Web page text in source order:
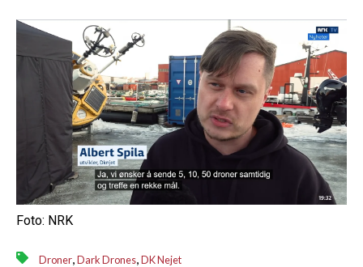
Foto: NRK
Droner,Dark Drones,DK Nejet